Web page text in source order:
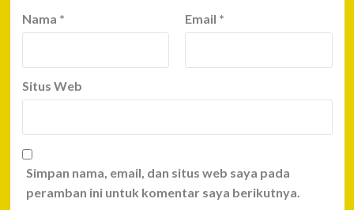
Nama * Email *
Situs Web
Simpan nama, email, dan situs web saya pada
peramban ini untuk komentar saya berikutnya.